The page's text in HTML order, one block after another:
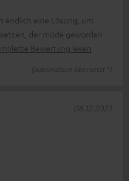
endlich eine Lösung, um
der müde geworden
Bewertung lesen
(automatisch übersetzt *)
08.12.2023